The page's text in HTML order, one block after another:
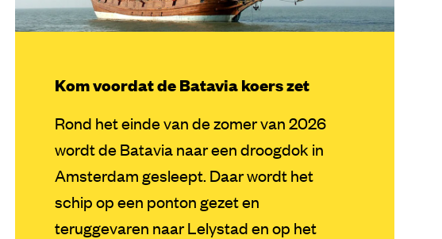
Kom voordat de Batavia koers zet
Rond het einde van de zomer van 2026
wordt de Batavia naar een droogdok in
Amsterdam gesleept. Daar wordt het
schip op een ponton gezet en
teruggevaren naar Lelystad en op het